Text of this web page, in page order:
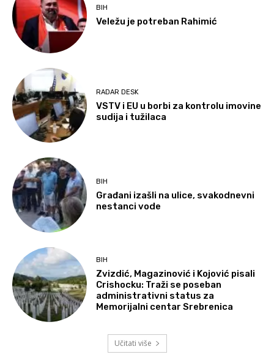
BIH
Veležu je potreban Rahimić
RADAR DESK
VSTV i EU u borbi za kontrolu imovine
sudija i tužilaca
BIH
Građani izašli na ulice, svakodnevni
nestanci vode
BIH
Zvizdić, Magazinović i Kojović pisali
Crishocku: Traži se poseban
administrativni status za
Memorijalni centar Srebrenica
Učitati više